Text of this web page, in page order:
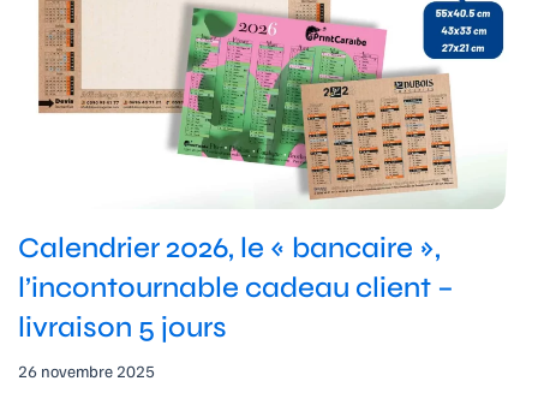
Calendrier 2026, le « bancaire »,
l’incontournable cadeau client –
livraison 5 jours
26 novembre 2025